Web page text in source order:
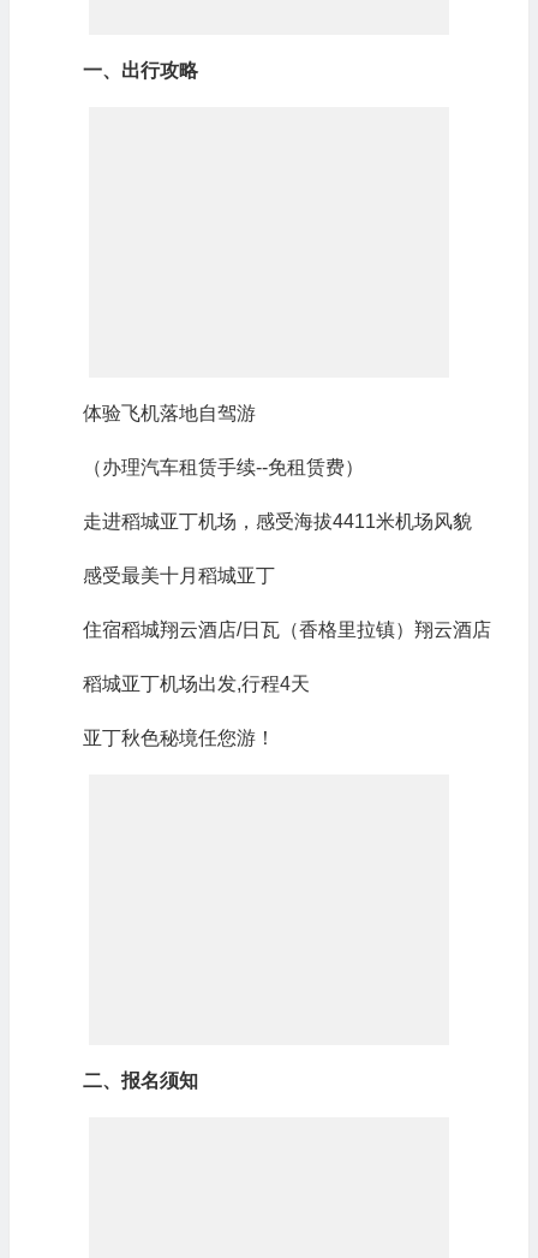
一、出行攻略
体验飞机落地自驾游
（办理汽车租赁手续--免租赁费）
走进稻城亚丁机场，感受海拔4411米机场风貌
感受最美十月稻城亚丁
住宿稻城翔云酒店/日瓦（香格里拉镇）翔云酒店
稻城亚丁机场出发,行程4天
亚丁秋色秘境任您游！
二、报名须知